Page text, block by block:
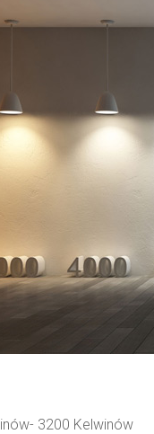
3200 Kelwinów